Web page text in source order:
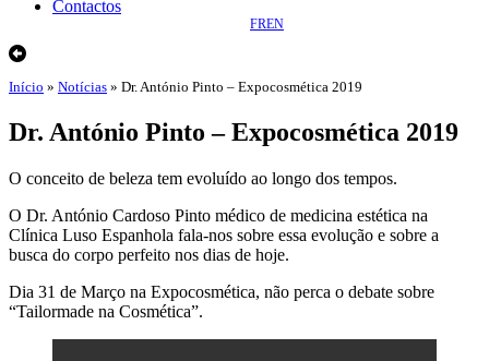
Contactos
EN
FR
Início » Notícias » Dr. António Pinto – Expocosmética 2019
Dr. António Pinto – Expocosmética 2019
O conceito de beleza tem evoluído ao longo dos tempos.
O Dr. António Cardoso Pinto médico de medicina estética na
Clínica Luso Espanhola fala-nos sobre essa evolução e sobre a
busca do corpo perfeito nos dias de hoje.
Dia 31 de Março na Expocosmética, não perca o debate sobre
“Tailormade na Cosmética”.